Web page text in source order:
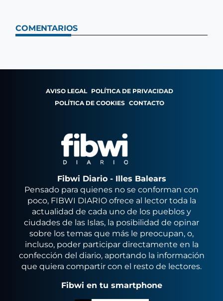
COMENTARIOS
AVISO LEGAL POLÍTICA DE PRIVACIDAD
POLÍTICA DE COOKIES CONTACTO
Fibwi Diario - Illes Balears
Pensado para quienes no se conforman con
poco, FIBWI DIARIO ofrece al lector toda la
actualidad de cada uno de los pueblos y
ciudades de las Islas, la posibilidad de opinar
sobre los temas que más le preocupan, o,
incluso, poder participar directamente en la
confección del diario, aportando la información
que quiera compartir con el resto de lectores.
Fibwi en tu smartphone